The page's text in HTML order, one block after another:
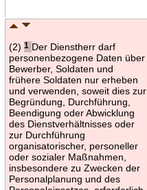
(2) 1 Der Dienstherr darf
personenbezogene Daten über
Bewerber, Soldaten und
frühere Soldaten nur erheben
und verwenden, soweit dies zur
Begründung, Durchführung,
Beendigung oder Abwicklung
des Dienstverhältnisses oder
zur Durchführung
organisatorischer, personeller
oder sozialer Maßnahmen,
insbesondere zu Zwecken der
Personalplanung und des